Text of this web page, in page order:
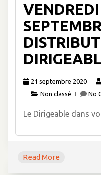
21 septembre 2020
Non classé
No
Le Dirigeable dans
Read More